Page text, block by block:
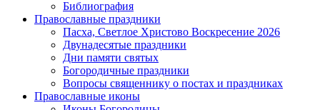
Библиография
Православные праздники
Пасха, Светлое Христово Воскресение 2026
Двунадесятые праздники
Дни памяти святых
Богородичные праздники
Вопросы священнику о постах и праздниках
Православные иконы